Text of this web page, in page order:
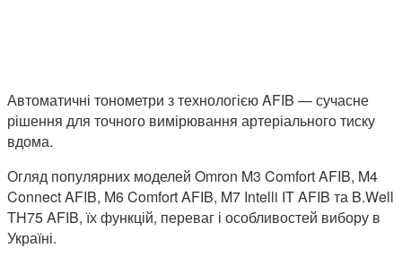
Автоматичні тонометри з технологією AFIB — сучасне
рішення для точного вимірювання артеріального тиску
вдома.
Огляд популярних моделей Omron M3 Comfort AFIB, M4
Connect AFIB, M6 Comfort AFIB, M7 Intelli IT AFIB та B.Well
TH75 AFIB, їх функцій, переваг і особливостей вибору в
Україні.